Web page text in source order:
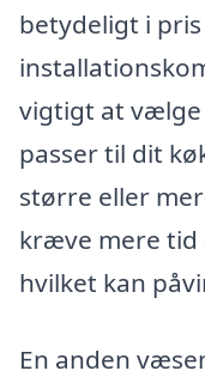
betydeligt i
vigtigt at
passer til dit
større eller
kræve mere tid
hvilket kan
En anden